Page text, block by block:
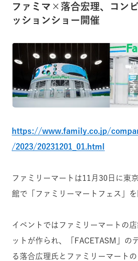
ファミマ×落合宏理、コン
ッションショー開催
https://www.family.co.jp/
/2023/20231201_01.html
ファミリーマートは11月30日に東
館で 「ファミリーマートフェス」を
イベントではファミリーマートの
ットが作られ、「FACETASM」の
る落合広理氏とファミリーマート